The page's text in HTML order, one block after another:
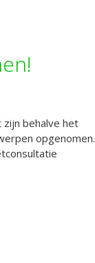
behalve het
opgenomen.